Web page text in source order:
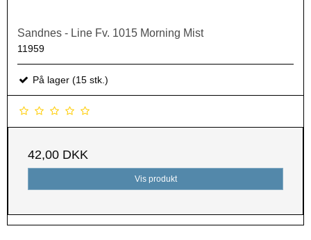
Sandnes - Line Fv. 1015 Morning Mist
11959
På lager (15 stk.)
42,00 DKK
Vis produkt